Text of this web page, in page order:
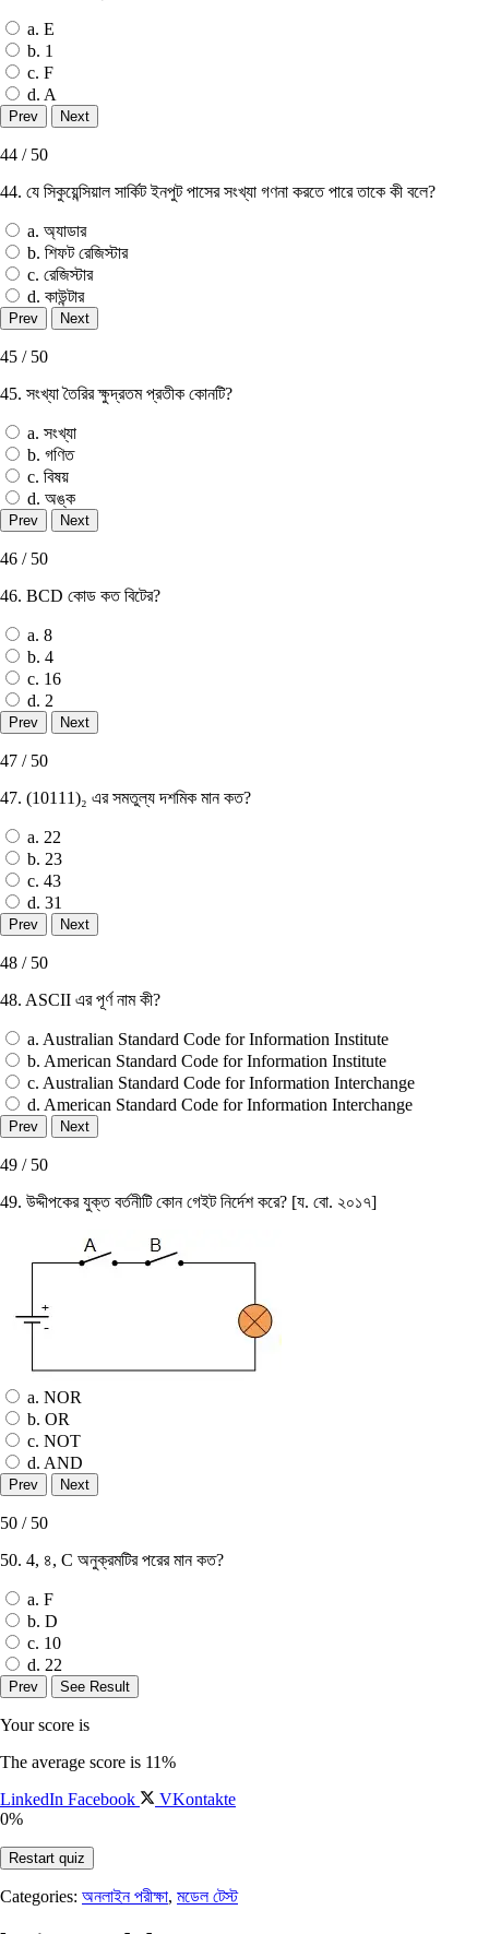
a. E
b. 1
c. F
d. A
44 / 50
44. যে সিকুয়েন্সিয়াল সার্কিট ইনপুট পাসের সংখ্যা গণনা করতে পারে তাকে কী বলে?
a. অ্যাডার
b. শিফট রেজিস্টার
c. রেজিস্টার
d. কাউন্টার
45 / 50
45. সংখ্যা তৈরির ক্ষুদ্রতম প্রতীক কোনটি?
a. সংখ্যা
b. গণিত
c. বিষয়
d. অঙ্ক
46 / 50
46. BCD কোড কত বিটের?
a. 8
b. 4
c. 16
d. 2
47 / 50
47. (10111)₂ এর সমতুল্য দশমিক মান কত?
a. 22
b. 23
c. 43
d. 31
48 / 50
48. ASCII এর পূর্ণ নাম কী?
a. Australian Standard Code for Information Institute
b. American Standard Code for Information Institute
c. Australian Standard Code for Information Interchange
d. American Standard Code for Information Interchange
49 / 50
49. উদ্দীপকের যুক্ত বর্তনীটি কোন গেইট নির্দেশ করে? [য. বাে. ২০১৭]
a. NOR
b. OR
c. NOT
d. AND
50 / 50
50. 4, ৪, C অনুক্রমটির পরের মান কত?
a. F
b. D
c. 10
d. 22
Your score is
The average score is 11%
LinkedIn Facebook
VKontakte
0%
Restart quiz
Categories: অনলাইন পরীক্ষা, মডেল টেস্ট